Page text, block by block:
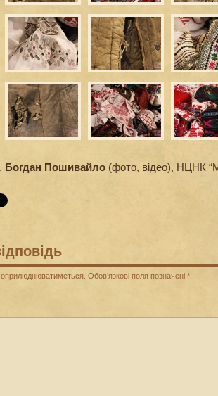
Богдан Пошивайло (фото, відео), НЦНК
Обов’язкові поля позначені *